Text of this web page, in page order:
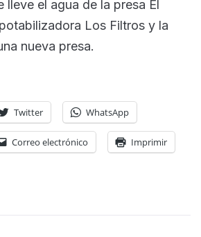
lleve el agua de la presa El
Los Filtros y la
nueva presa.
Twitter WhatsApp
Correo electrónico Imprimir